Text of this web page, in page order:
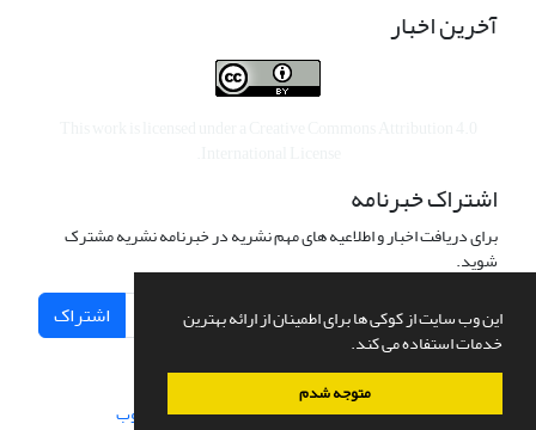
این وب سایت از کوکی ها برای اطمینان از ارائه بهترین
خدمات استفاده می کند.
متوجه شدم
آخرین اخبار
اشتراک خبرنامه
برای دریافت اخبار و اطلاعیه های مهم نشریه در خبرنامه نشریه مشترک
شوید.
اشتراک
سامانه مدیریت نشریات علمی.طراحی و پیاده سازی از سیناوب